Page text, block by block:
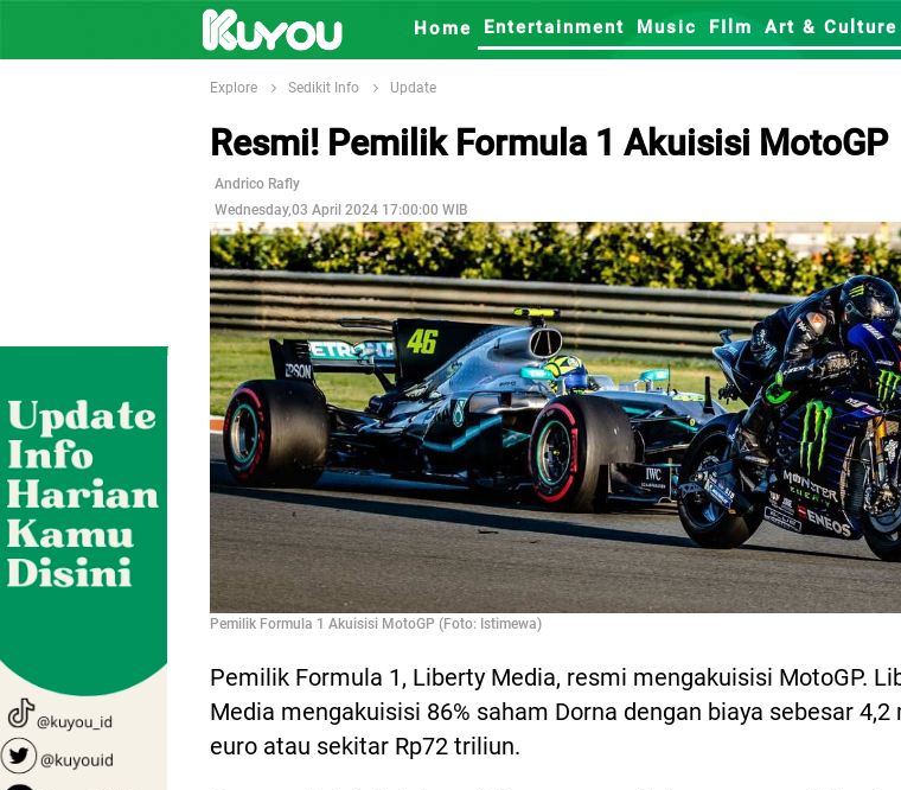
Home Entertainment Music FIlm Art & Culture
Explore Sedikit Info Update
Resmi! Pemilik Formula 1 Akuisisi MotoGP
Andrico Rafly
Wednesday,03 April 2024 17:00:00 WIB
Pemilik Formula 1 Akuisisi MotoGP (Foto: Istimewa)
Pemilik Formula 1, Liberty Media, resmi mengakuisisi MotoGP.
Media mengakuisisi 86% saham Dorna dengan biaya sebesar 4,2
euro atau sekitar Rp72 triliun.